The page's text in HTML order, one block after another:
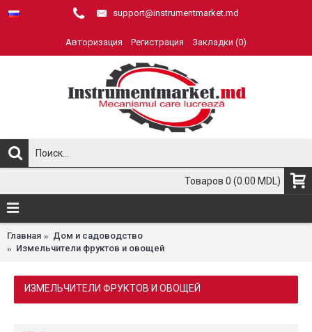
support@instrumentmarket.md
Авторизация Регистрация Закладки (0)
Товаров 0 (0.00 MDL)
Главная
Дом и садоводство
Измельчители фруктов и овощей
ИЗМЕЛЬЧИТЕЛИ ФРУКТОВ И ОВОЩЕЙ